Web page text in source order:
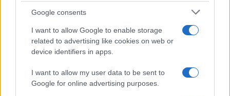
Google consents
I want to allow Google to enable storage
related to advertising like cookies on web or
device identifiers in apps.
I want to allow my user data to be sent to
Google for online advertising purposes.
NECROLOGIE